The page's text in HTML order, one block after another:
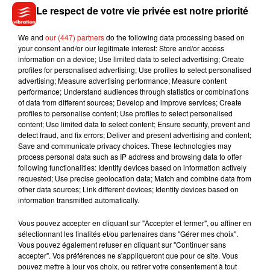
cité de la création et de l’innovation, qui a été conçu pour
habituer les personnes autistes aux changements de
« routines »et d’environnement.
Au cours de ce déplacement, Sophie Cluzel annoncera les
noms des deux nouveaux centres d’excellence autisme-TND
français.
Musique
Julien Lieb s’essaye à la vie de chatelain
dans son nouveau clip
Le respect de votre vie privée est notre priorité
We and our (447) partnersdo the following data processing based on
your consent and/or our legitimate interest: Store and/or access
information on a device; Use limited data to select advertising; Create
profiles for personalised advertising; Use profiles to select personalised
advertising; Measure advertising performance; Measure content
performance; Understand audiences through statistics or combinations
of data from different sources; Develop and improve services; Create
profiles to personalise content; Use profiles to select personalised
content; Use limited data to select content; Ensure security, prevent and
detect fraud, and fix errors; Deliver and present advertising and content;
Save and communicate privacy choices. These technologies may
process personal data such as IP address and browsing data to offer
following functionalities: Identify devices based on information actively
requested; Use precise geolocation data; Match and combine data from
other data sources; Link different devices; Identify devices based on
information transmitted automatically.
Vous pouvez accepter en cliquant sur "Accepter et fermer", ou affiner en
sélectionnant les finalités et/ou partenaires dans "Gérer mes choix".
Vous pouvez également refuser en cliquant sur "Continuer sans
accepter". Vos préférences ne s'appliqueront que pour ce site. Vous
pouvez mettre à jour vos choix, ou retirer votre consentement à tout